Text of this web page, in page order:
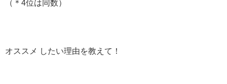
（＊4位は同数）
オススメ したい理由を教えて！